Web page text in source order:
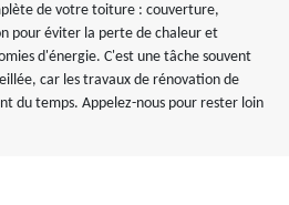
de votre toiture : couverture,
pour éviter la perte de chaleur et
d'énergie. C'est une tâche souvent
car les travaux de rénovation de
du temps. Appelez-nous pour rester loin